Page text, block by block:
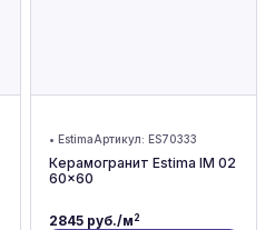
• EstimaАртикул: ES70333
Керамогранит Estima IM 02
60x60
2845 руб./м2